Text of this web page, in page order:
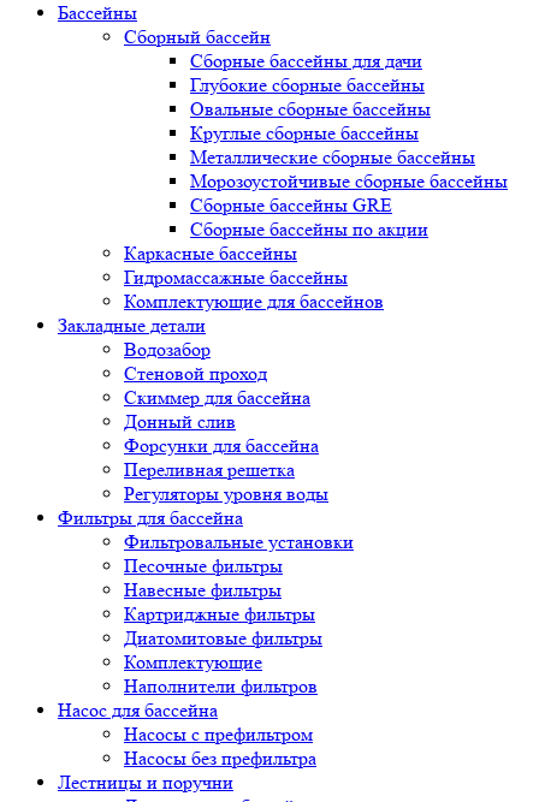
Бассейны
Сборный бассейн
Сборные бассейны для дачи
Глубокие сборные бассейны
Овальные сборные бассейны
Круглые сборные бассейны
Металлические сборные бассейны
Морозоустойчивые сборные бассейны
Сборные бассейны GRE
Сборные бассейны по акции
Каркасные бассейны
Гидромассажные бассейны
Комплектующие для бассейнов
Закладные детали
Водозабор
Стеновой проход
Скиммер для бассейна
Донный слив
Форсунки для бассейна
Переливная решетка
Регуляторы уровня воды
Фильтры для бассейна
Фильтровальные установки
Песочные фильтры
Навесные фильтры
Картриджные фильтры
Диатомитовые фильтры
Комплектующие
Наполнители фильтров
Насос для бассейна
Насосы с префильтром
Насосы без префильтра
Лестницы и поручни